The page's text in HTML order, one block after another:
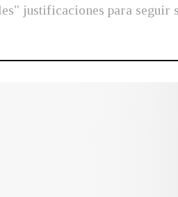
justificaciones para seguir